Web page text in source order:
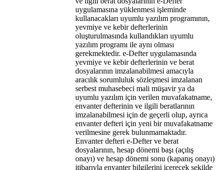
uygulamasına yüklenmesi işleminde
kullanacakları uyumlu yazılım programının,
yevmiye ve kebir defterlerinin
oluşturulmasında kullandıkları uyumlu
yazılım programı ile aynı olması
gerekmektedir. e-Defter uygulamasında
yevmiye ve kebir defterlerinin ve berat
dosyalarının imzalanabilmesi amacıyla
aracılık sorumluluk sözleşmesi imzalanan
serbest muhasebeci mali müşavir ya da
uyumlu yazılım için verilen muvafakatname,
envanter defterinin ve ilgili beratlarının
imzalanabilmesi için de geçerli olup, ayrıca
envanter defteri için yeni bir muvafakatname
verilmesine gerek bulunmamaktadır.
Envanter defteri e-Defter ve berat
dosyalarının, hesap dönemi başı (açılış
onayı) ve hesap dönemi sonu (kapanış onayı)
itibarıyla envanter bilgilerini içerecek şekilde